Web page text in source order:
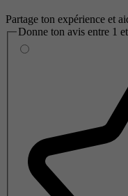
Partage ton expérience et
Donne ton avis entre 1